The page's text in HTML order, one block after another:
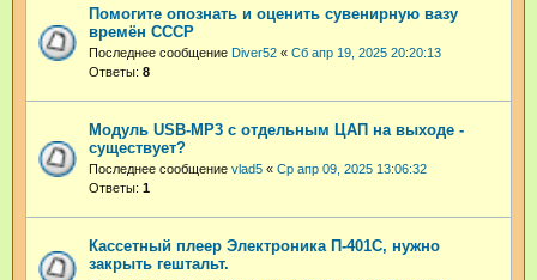
Помогите опознать и оценить сувенирную вазу
времён СССР
Последнее сообщение Diver52 « Сб апр 19, 2025 20:20:13
Ответы: 8
Модуль USB-MP3 с отдельным ЦАП на выходе -
существует?
Последнее сообщение vlad5 « Ср апр 09, 2025 13:06:32
Ответы: 1
Кассетный плеер Электроника П-401С, нужно
закрыть гештальт.